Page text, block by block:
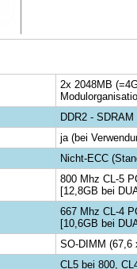
2x 2048MB
DDR2 - SDRAM
ja (bei
Nicht-ECC
800 Mhz CL-5
[12,8GB bei
667 Mhz CL-4
[10,6GB bei
SO-DIMM (67,6
CL5 bei 800,